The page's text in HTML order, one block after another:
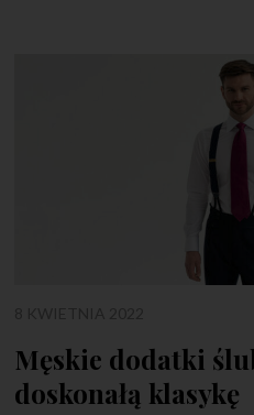
Męskie dodatki
doskonałą klasykę